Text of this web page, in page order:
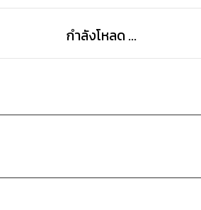
กำลังโหลด ...